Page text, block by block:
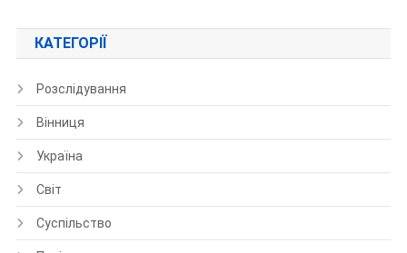
КАТЕГОРІЇ
Розслідування
Вінниця
Україна
Світ
Суспільство